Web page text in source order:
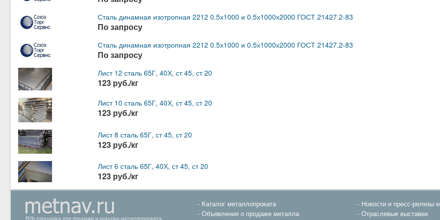
Сталь динамная изотропная 2212 0.5х1000 и 0.5х1000х2000 ГОСТ 21427.2-83
По запросу
Сталь динамная изотропная 2212 0.5х1000 и 0.5х1000х2000 ГОСТ 21427.2-83
По запросу
Лист 12 сталь 65Г, 40Х, ст 45, ст 20
123 руб./кг
Лист 10 сталь 65Г, 40Х, ст 45, ст 20
123 руб./кг
Лист 8 сталь 65Г, ст 45, ст 20
123 руб./кг
Лист 6 сталь 65Г, 40Х, ст 45, ст 20
123 руб./кг
B2b площадка для продажи и покупки металлопроката
Каталог металлопроката
Объявления о продаже металла
Новости и пресс-релизы
Отраслевые выставки